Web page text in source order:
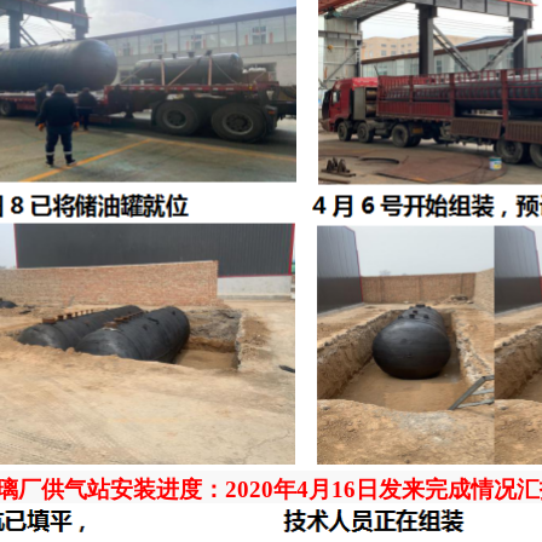
厂供气站安装进度：2020年4月16日发来完成情况